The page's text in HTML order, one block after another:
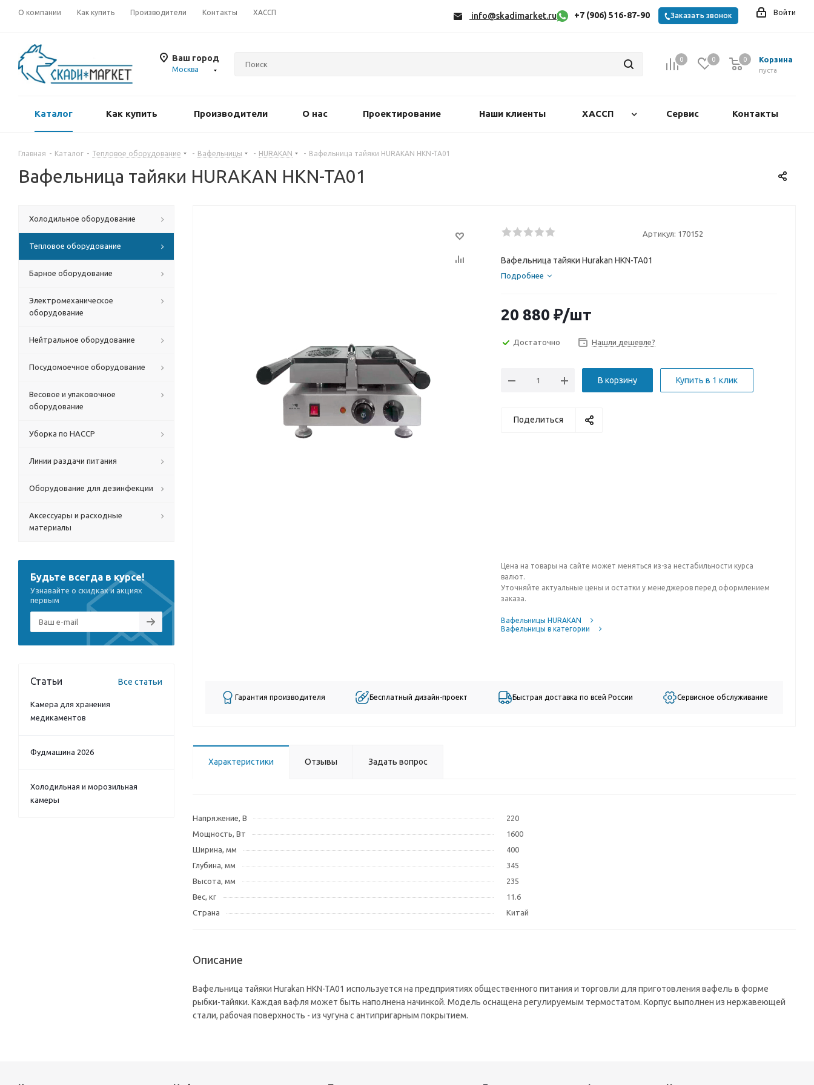
О компании Как купить Производители Контакты ХАССП Войти
info@skadimarket.ru +7 (906) 516-87-90 Заказать звонок
Ваш город
Москва
0 0 Корзина
0
пуста
0
Каталог Как купить Производители О нас Проектирование Наши клиенты ХАССП Сервис Контакты
Главная - Каталог - Тепловое оборудование - Вафельницы - HURAKAN - Вафельница тайяки HURAKAN HKN-TA01
Вафельница тайяки HURAKAN HKN-TA01
Артикул: 170152
Вафельница тайяки Hurakan HKN-TA01
Подробнее
20 880 ₽/шт
Достаточно Нашли дешевле?
В корзину Купить в 1 клик
Поделиться
Цена на товары на сайте может меняться из-за нестабильности курса
валют.
Уточняйте актуальные цены и остатки у менеджеров перед оформлением
заказа.
Вафельницы HURAKAN
Вафельницы в категории
Гарантия производителя Бесплатный дизайн-проект Быстрая доставка по всей России Сервисное обслуживание
Характеристики Отзывы Задать вопрос
Напряжение, В
220
Мощность, Вт
1600
Ширина, мм
400
Глубина, мм
345
Высота, мм
235
Вес, кг
11.6
Страна
Китай
Описание
Вафельница тайяки Hurakan HKN-TA01 используется на предприятиях общественного питания и торговли для приготовления вафель в форме
рыбки-тайяки. Каждая вафля может быть наполнена начинкой. Модель оснащена регулируемым термостатом. Корпус выполнен из нержавеющей
стали, рабочая поверхность - из чугуна с антипригарным покрытием.
Холодильное оборудование
Тепловое оборудование
Барное оборудование
Электромеханическое
оборудование
Нейтральное оборудование
Посудомоечное оборудование
Весовое и упаковочное
оборудование
Уборка по HACCP
Линии раздачи питания
Оборудование для дезинфекции
Аксессуары и расходные
материалы
Будьте всегда в курсе!
Узнавайте о скидках и акциях
первым
Статьи Все статьи
Камера для хранения
медикаментов
Фудмашина 2026
Холодильная и морозильная
камеры